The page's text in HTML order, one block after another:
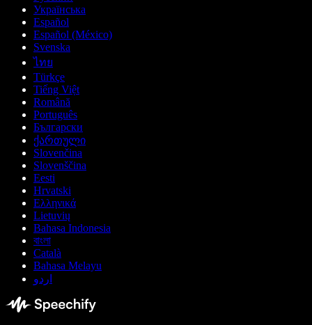
Українська
Español
Español (México)
Svenska
ไทย
Türkçe
Tiếng Việt
Română
Português
Български
ქართული
Slovenčina
Slovenščina
Eesti
Hrvatski
Ελληνικά
Lietuvių
Bahasa Indonesia
বাংলা
Català
Bahasa Melayu
اردو